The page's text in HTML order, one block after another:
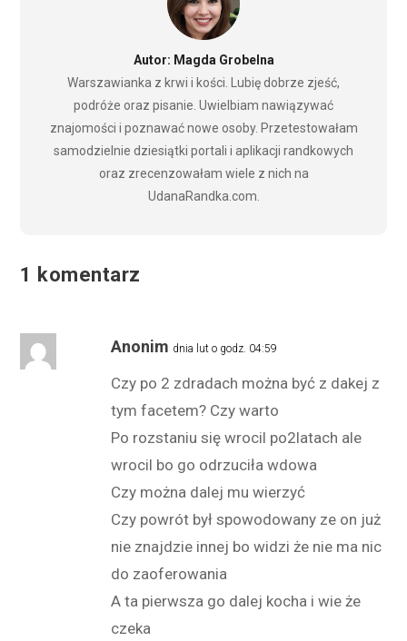
Autor: Magda Grobelna
Warszawianka z krwi i kości. Lubię dobrze zjeść,
podróże oraz pisanie. Uwielbiam nawiązywać
znajomości i poznawać nowe osoby. Przetestowałam
samodzielnie dziesiątki portali i aplikacji randkowych
oraz zrecenzowałam wiele z nich na
UdanaRandka.com.
1 komentarz
Anonim dnia lut o godz. 04:59
Czy po 2 zdradach można być z dakej z
tym facetem? Czy warto
Po rozstaniu się wrocil po2latach ale
wrocil bo go odrzuciła wdowa
Czy można dalej mu wierzyć
Czy powrót był spowodowany ze on już
nie znajdzie innej bo widzi że nie ma nic
do zaoferowania
A ta pierwsza go dalej kocha i wie że
czeka